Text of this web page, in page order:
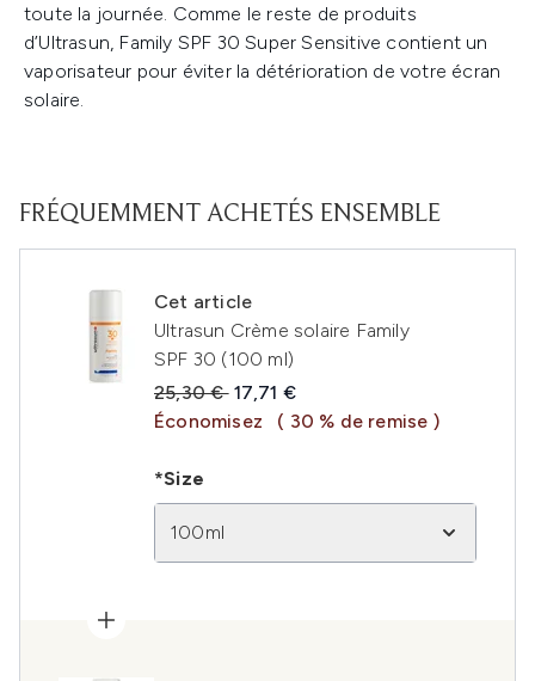
toute la journée. Comme le reste de produits
d’Ultrasun, Family SPF 30 Super Sensitive contient un
vaporisateur pour éviter la détérioration de votre écran
solaire.
FRÉQUEMMENT ACHETÉS ENSEMBLE
Cet article
Ultrasun Crème solaire Family
SPF 30 (100 ml)
Prix de vente :
25,30 € Prix ​​actuel :
17,71 €
Économisez
( 30 % de remise )
*Size
100ml